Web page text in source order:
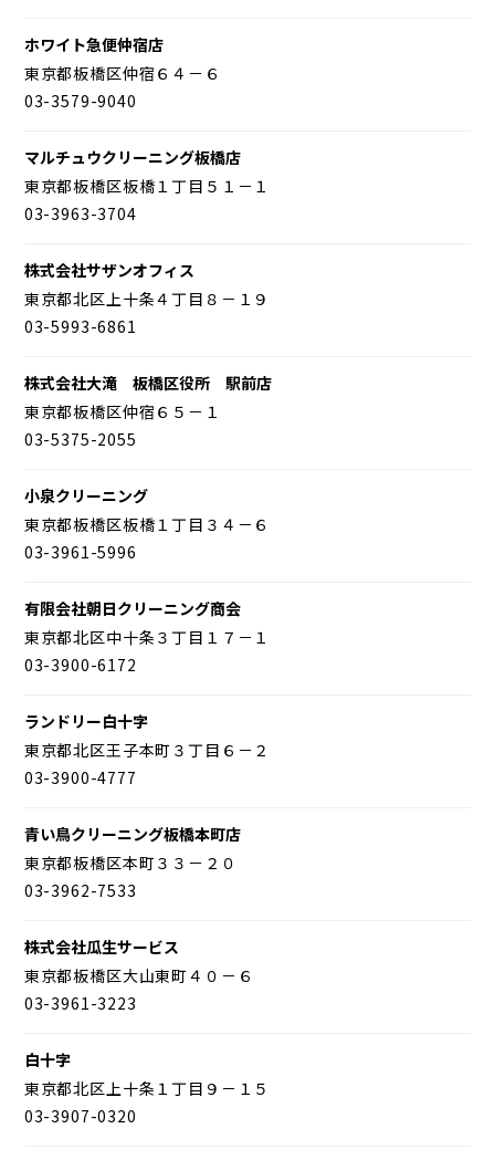
ホワイト急便仲宿店
東京都板橋区仲宿６４－６
03-3579-9040
マルチュウクリーニング板橋店
東京都板橋区板橋１丁目５１－１
03-3963-3704
株式会社サザンオフィス
東京都北区上十条４丁目８－１９
03-5993-6861
株式会社大滝 板橋区役所 駅前店
東京都板橋区仲宿６５－１
03-5375-2055
小泉クリーニング
東京都板橋区板橋１丁目３４－６
03-3961-5996
有限会社朝日クリーニング商会
東京都北区中十条３丁目１７－１
03-3900-6172
ランドリー白十字
東京都北区王子本町３丁目６－２
03-3900-4777
青い鳥クリーニング板橋本町店
東京都板橋区本町３３－２０
03-3962-7533
株式会社瓜生サービス
東京都板橋区大山東町４０－６
03-3961-3223
白十字
東京都北区上十条１丁目９－１５
03-3907-0320